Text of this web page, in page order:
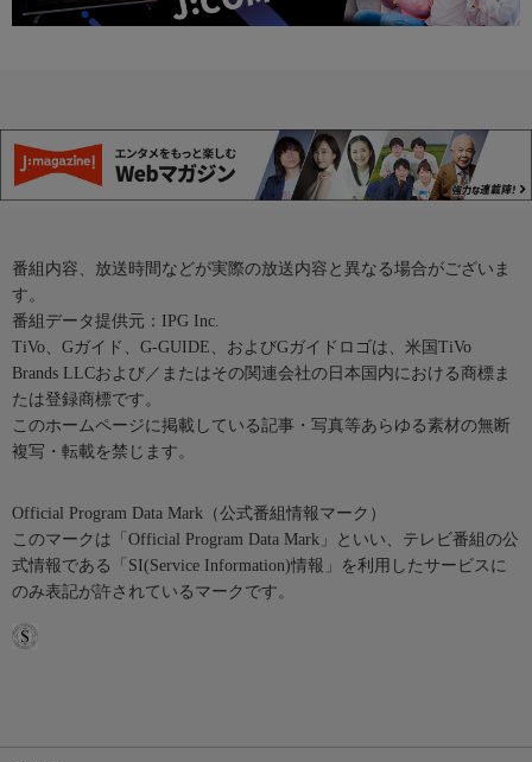
番組内容、放送時間などが実際の放送内容と異なる場合がございま
す。
番組データ提供元：IPG Inc.
TiVo、Gガイド、G-GUIDE、およびGガイドロゴは、米国TiVo
Brands LLCおよび／またはその関連会社の日本国内における商標ま
たは登録商標です。
このホームページに掲載している記事・写真等あらゆる素材の無断
複写・転載を禁じます。
Official Program Data Mark（公式番組情報マーク）
このマークは「Official Program Data Mark」といい、テレビ番組の公
式情報である「SI(Service Information)情報」を利用したサービスに
のみ表記が許されているマークです。